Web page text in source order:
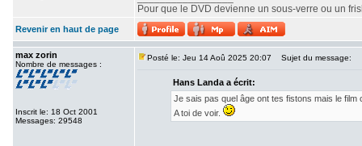
Pour que le DVD devienne un sous-verre ou un
Revenir en haut de page
max zorin
Nombre de messages :
Inscrit le: 18 Oct 2001
Messages: 29548
Posté le: Jeu 14 Aoû 2025 20:07 Sujet du message:
Hans Landa a écrit:
Je sais pas quel âge ont tes fistons mais le
A toi de voir.